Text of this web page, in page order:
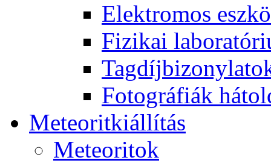
Elekt­ro­mos
Fi­zi­kai
Fo­tog­rá­fi­ák
Me­te­o­rit­ki­ál­lí­tás
Me­te­o­ri­tok